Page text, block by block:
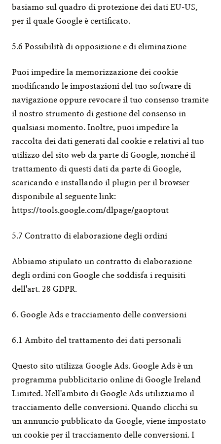
basiamo sul quadro di protezione dei dati EU-US,
per il quale Google è certificato.
5.6 Possibilità di opposizione e di eliminazione
Puoi impedire la memorizzazione dei cookie
modificando le impostazioni del tuo software di
navigazione oppure revocare il tuo consenso tramite
il nostro strumento di gestione del consenso in
qualsiasi momento. Inoltre, puoi impedire la
raccolta dei dati generati dal cookie e relativi al tuo
utilizzo del sito web da parte di Google, nonché il
trattamento di questi dati da parte di Google,
scaricando e installando il plugin per il browser
https://tools.google.com/dlpage/gaoptout
5.7 Contratto di elaborazione degli ordini
Abbiamo stipulato un contratto di elaborazione
degli ordini con Google che soddisfa i requisiti
dell'art. 28 GDPR.
6. Google Ads e tracciamento delle conversioni
6.1 Ambito del trattamento dei dati personali
Questo sito utilizza Google Ads. Google Ads è un
programma pubblicitario online di Google Ireland
Limited. Nell'ambito di Google Ads utilizziamo il
tracciamento delle conversioni. Quando clicchi su
un annuncio pubblicato da Google, viene impostato
un cookie per il tracciamento delle conversioni. I